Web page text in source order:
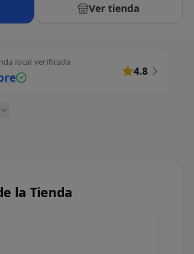
Ver tienda
local verificada
4.8
la Tienda